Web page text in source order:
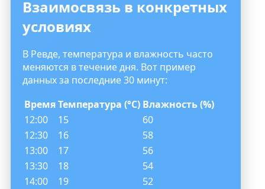
Взаимосвязь в конкретных
условиях
В Ревде, температура и влажность часто
меняются в течение дня. Вот пример
данных за последние 30 минут:
ВремяТемпература (°C) Влажность (%)
12:00
15
60
12:30
16
58
13:00
17
56
13:30
18
54
14:00
19 52